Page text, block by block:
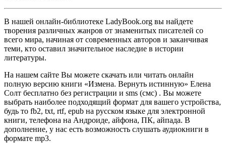
В нашей онлайн-библиотеке LadyBook.org вы найдете
творения различных жанров от знаменитых писателей со
всего мира, начиная от современных авторов и заканчивая
теми, кто оставил значительное наследие в истории
литературы.
На нашем сайте Вы можете скачать или читать онлайн
полную версию книги «Измена. Вернуть истинную» Елена
Солт бесплатно без регистрации и sms (смс) . Вы можете
выбрать наиболее подходящий формат для вашего устройства,
будь то fb2, txt, rtf, epub на русском языке для электронной
книги, телефона на Андроиде, айфона, ПК, айпада. В
дополнение, у нас есть возможность слушать аудиокниги в
формате mp3.